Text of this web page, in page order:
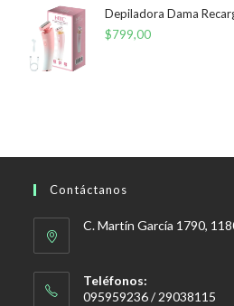
Depiladora Dama
$799,00
Contáctanos
C. Martín García 1790,
Teléfonos:
095959236 / 29038115